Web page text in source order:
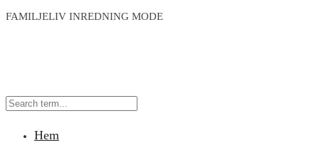
FAMILJELIV INREDNING MODE
Hem